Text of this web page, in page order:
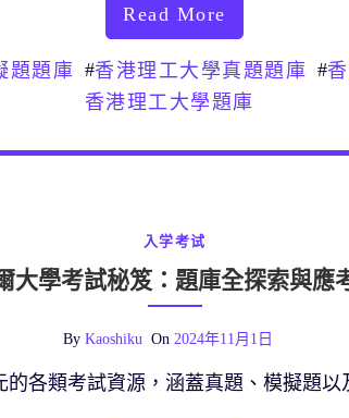
Read More
題題庫 #香港理工大學真題題庫 #
香港理工大學題庫
入学考试
大學考試秘笈：題庫全探索與應
By Kaoshiku On 2024年11月1日
的各類考試資源，涵蓋真題、模擬題